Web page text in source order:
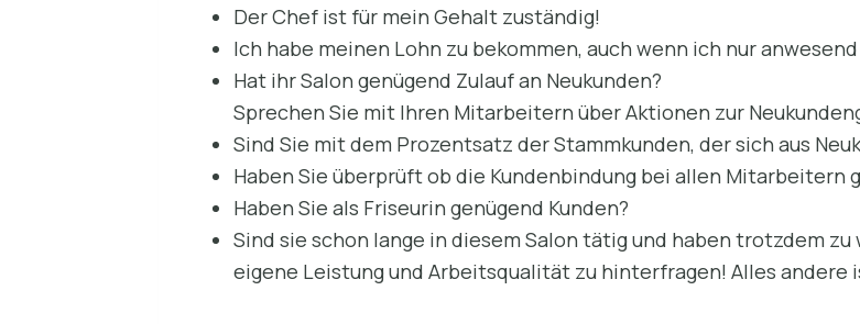
Der Chef ist für mein Gehalt zuständig!
Ich habe meinen Lohn zu bekommen, auch wenn ich nur
Hat ihr Salon genügend Zulauf an Neukunden?
Sprechen Sie mit Ihren Mitarbeitern über Aktionen zur
Sind Sie mit dem Prozentsatz der Stammkunden, der sich aus
Haben Sie überprüft ob die Kundenbindung bei allen Mitarbeitern
Haben Sie als Friseurin genügend Kunden?
Sind sie schon lange in diesem Salon tätig und haben trotzdem
eigene Leistung und Arbeitsqualität zu hinterfragen! Alles andere